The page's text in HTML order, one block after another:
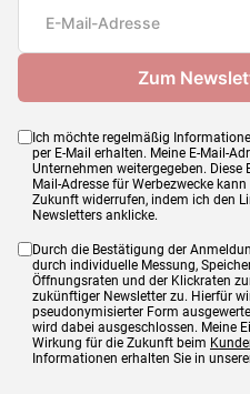
Ich möchte regelmäßig
per E-Mail erhalten. Meine E-Mail-
Unternehmen weitergegeben.
Mail-Adresse für Werbezwecke
Zukunft widerrufen, indem ich den
Newsletters anklicke.
Durch die Bestätigung der
durch individuelle Messung,
Öffnungsraten und der Klickraten
zukünftiger Newsletter zu. Hierfür
pseudonymisierter Form
wird dabei ausgeschlossen. Meine
Wirkung für die Zukunft beim
Informationen erhalten Sie in